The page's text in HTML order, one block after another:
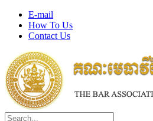
E-mail
How To Us
Contact Us